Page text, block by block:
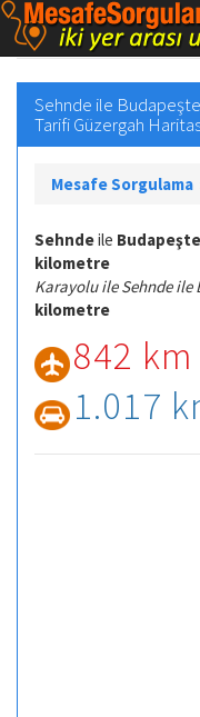
Sehnde ile
Tarifi Güzergah
Mesafe Sorgulama
Sehndeile Budapeşte
kilometre
Karayolu ile Sehnde ile
kilometre
842 km
1.017